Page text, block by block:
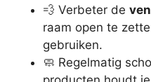
💨 Verbeter de
raam open te
gebruiken.
🧼 Regelmatig